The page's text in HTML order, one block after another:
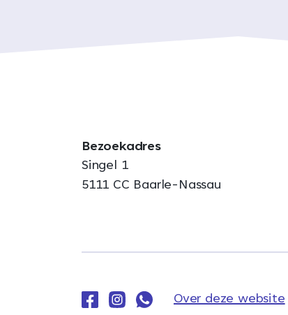
Bezoekadres
Singel 1
5111 CC Baarle-Nassau
Over deze website